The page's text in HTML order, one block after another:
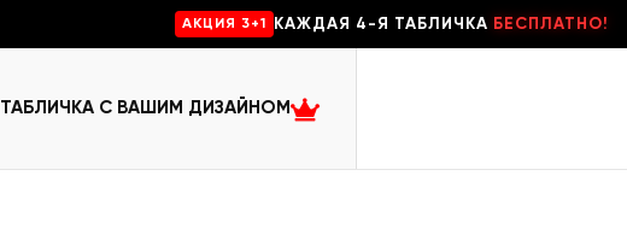
AKЦИЯ 3+1 КАЖДАЯ 4-Я ТАБЛИЧКА БЕСПЛАТНО!
ТАБЛИЧКА С ВАШИМ ДИЗАЙНОМ